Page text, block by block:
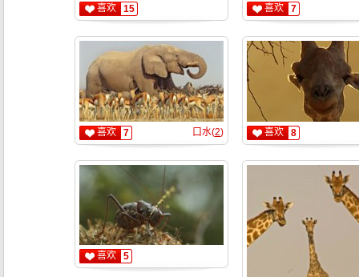
喜欢 15
喜欢 7 口水(2)
喜欢 5
喜欢 7
喜欢 8